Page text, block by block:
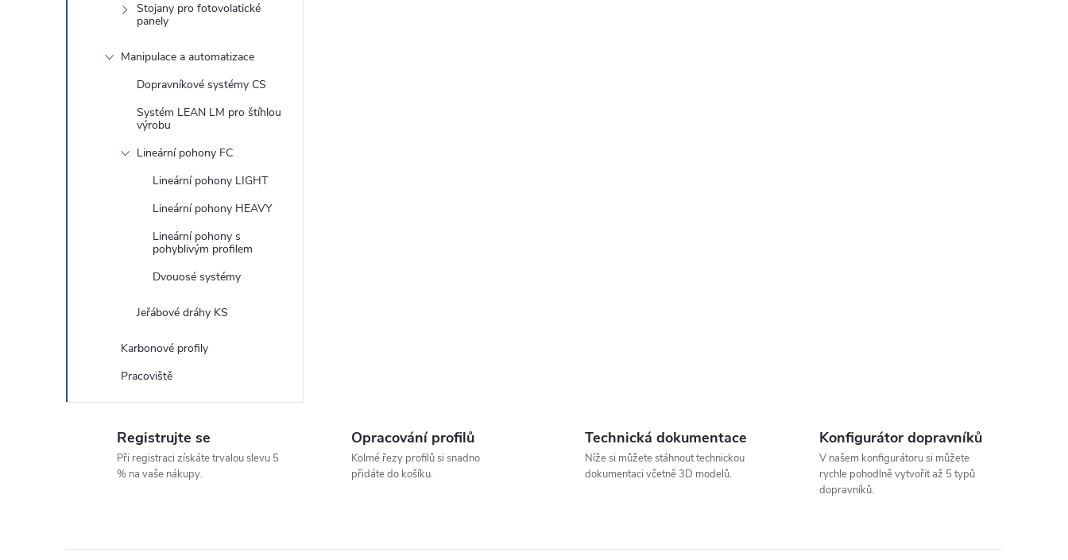
Stojany pro fotovolatické
panely
Manipulace a automatizace
Dopravníkové systémy CS
Systém LEAN LM pro štíhlou
výrobu
Lineární pohony FC
Lineární pohony LIGHT
Lineární pohony HEAVY
Lineární pohony s
pohyblivým profilem
Dvouosé systémy
Jeřábové dráhy KS
Karbonové profily
Pracoviště
Registrujte se
Při registraci získáte trvalou slevu 5
% na vaše nákupy.
Opracování profilů
Kolmé řezy profilů si snadno
přidáte do košíku.
Technická dokumentace
Níže si můžete stáhnout technickou
dokumentaci včetně 3D modelů.
Konfigurátor dopravníků
V našem konfigurátoru si můžete
rychle pohodlně vytvořit až 5 typů
dopravníků.